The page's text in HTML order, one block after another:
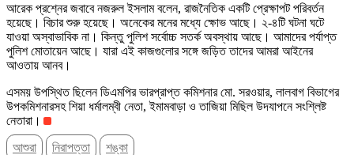
আরেক প্রশ্নের জবাবে নজরুল ইসলাম বলেন, রাজনৈতিক একটি প্রেক্ষাপট পরিবর্তন
হয়েছে। বিচার শুরু হয়েছে। অনেকের মনের মধ্যে ক্ষোভ আছে। ২-৪টি ঘটনা ঘটে
যাওয়া অস্বাভাবিক না। কিন্তু পুলিশ সর্বোচ্চ সতর্ক অবস্থায় আছে। আমাদের পর্যাপ্ত
পুলিশ মোতায়েন আছে। যারা এই কাজগুলোর সঙ্গে জড়িত তাদের আমরা আইনের
আওতায় আনব।
এসময় উপস্থিত ছিলেন ডিএমপির ভারপ্রাপ্ত কমিশনার মো. সরওয়ার, লালবাগ বিভাগের
উপকমিশনারসহ শিয়া ধর্মালম্বী নেতা, ইমামবাড়া ও তাজিয়া মিছিল উদযাপনে সংশ্লিষ্ট
নেতারা।
আশুরা
নিরাপত্তা শঙ্কা